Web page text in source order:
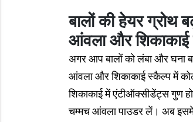
बालों की हेयर ग्रोथ
आंवला और शिकाकाई
अगर आप बालों को लंबा और घना
आंवला और शिकाकाई स्कैल्प में
शिकाकाई में एंटीऑक्सीडेंट्स गुण
चम्मच आंवला पाउडर लें। अब इसमें